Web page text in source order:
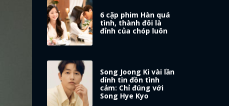
6 cặp phim Hàn quá
tình, thành đôi là
đỉnh của chóp luôn
Song Joong Ki vài lần
dính tin đồn tình
cảm: Chỉ đúng với
Song Hye Kyo